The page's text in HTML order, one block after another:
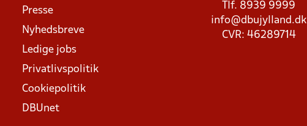
Presse
Nyhedsbreve
Ledige jobs
Privatlivspolitik
Cookiepolitik
DBUnet
Tlf. 8939 9999
info@dbujylland.dk
CVR: 46289714